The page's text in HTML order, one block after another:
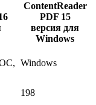
ContentReader
PDF 15
версия для
Windows
Windows
198